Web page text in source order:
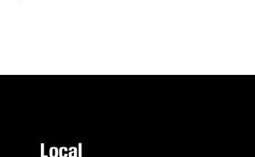
Local